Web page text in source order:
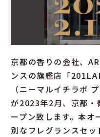
京都の香りの会社、
ンスの旗艦店「
（ニーマルイチラボ
が2023年2月、京都・
ープン致します。本オ
別なフレグランスセ